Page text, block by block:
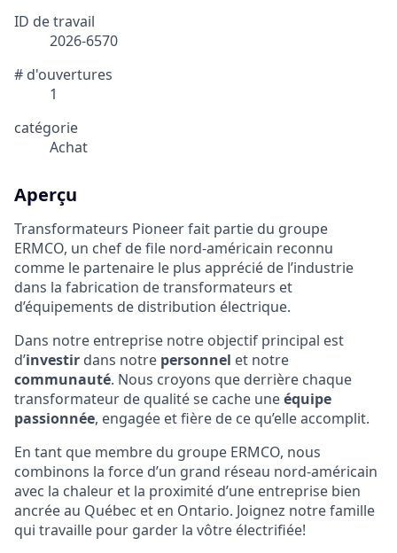
ID de travail
2026-6570
# d'ouvertures
1
catégorie
Achat
Aperçu
Transformateurs Pioneer fait partie du groupe
ERMCO, un chef de file nord-américain reconnu
comme le partenaire le plus apprécié de l’industrie
dans la fabrication de transformateurs et
d’équipements de distribution électrique.
Dans notre entreprise notre objectif principal est
d’investir dans notre personnel et notre
communauté. Nous croyons que derrière chaque
transformateur de qualité se cache uneéquipe
passionnée, engagée et fière de ce qu’elle accomplit.
En tant que membre du groupe ERMCO, nous
combinons la force d’un grand réseau nord-américain
avec la chaleur et la proximité d’une entreprise bien
ancrée au Québec et en Ontario. Joignez notre famille
qui travaille pour garder la vôtre électrifiée!